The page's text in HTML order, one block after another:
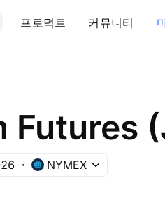
프로덕트 커뮤니티
Futures
NYMEX